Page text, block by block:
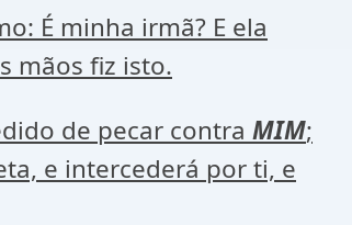
É minha irmã? E ela
mãos fiz isto.
de pecar contra MIM;
e intercederá por ti, e